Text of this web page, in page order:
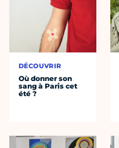
DÉCOUVRIR
Où donner son
sang à Paris cet
été ?